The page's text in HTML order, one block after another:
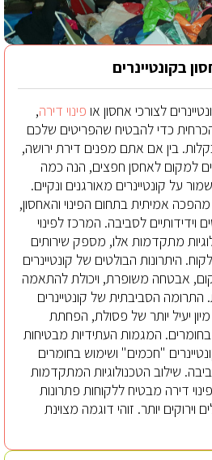
בקונטיינרים
לצורכי אחסון או פינוי דירה,
כדי להבטיח שהפריטים שלכם
בין אם אתם מפנים דירת ירושה,
למקום לאחסן חפצים, הנה כמה
על קונטיינרים מאורגנים ונקיים.
מהפכה אמיתית בתחום הפינוי והאחסון,
וידידותיים לסביבה. המרכז לפינוי
מתקדמות אלו, מספק שירותים
היתרונות הבולטים של קונטיינרים
אבטחה משופרת, ויכולת להתאמה
התרומה הסביבתית של קונטיינרים
יעיל יותר של פסולת, הפחתת
המגמות העתידיות מבטיחות
"חכמים" ושימוש בחומרים
שילוב הטכנולוגיות המתקדמות
דירה מבטיח ללקוחות פתרונות
וירוקים יותר. זוהי דוגמה מצוינת